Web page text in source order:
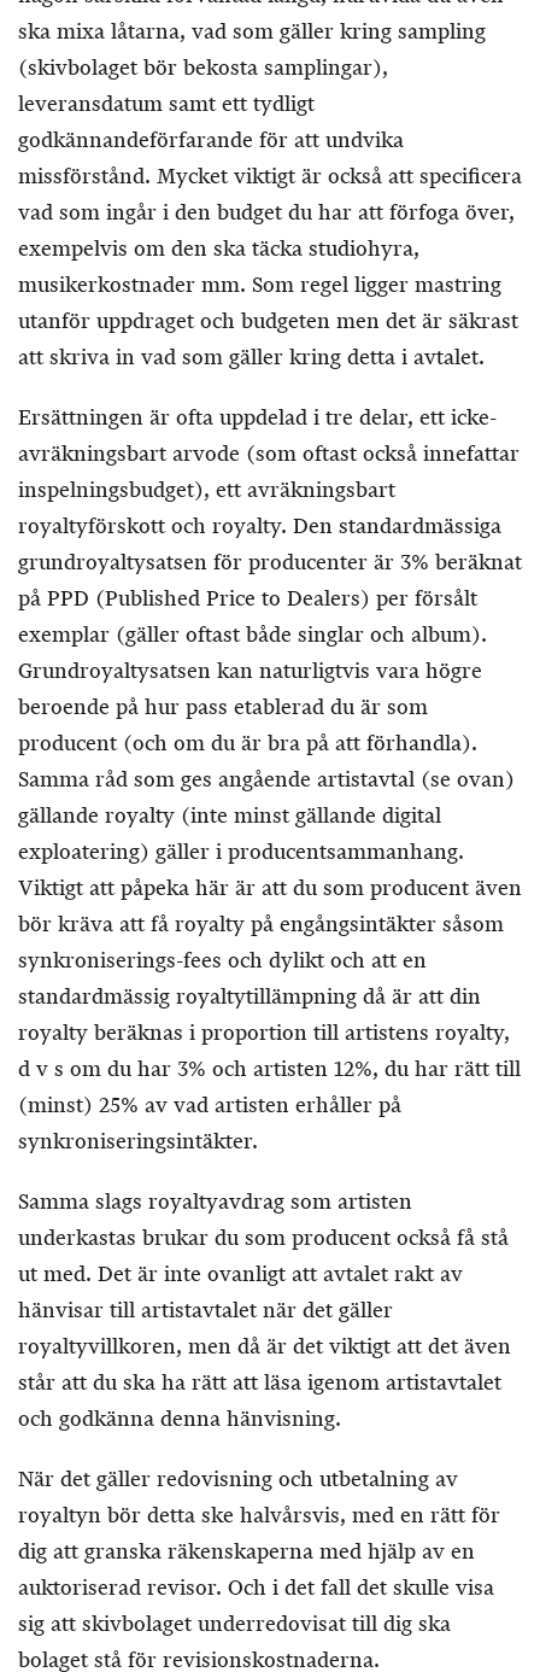
ska mixa låtarna, vad som gäller kring sampling
(skivbolaget bör bekosta samplingar),
leveransdatum samt ett tydligt
godkännandeförfarande för att undvika
missförstånd. Mycket viktigt är också att specificera
vad som ingår i den budget du har att förfoga över,
exempelvis om den ska täcka studiohyra,
musikerkostnader mm. Som regel ligger mastring
utanför uppdraget och budgeten men det är säkrast
att skriva in vad som gäller kring detta i avtalet.
Ersättningen är ofta uppdelad i tre delar, ett icke-
avräkningsbart arvode (som oftast också innefattar
inspelningsbudget), ett avräkningsbart
royaltyförskott och royalty. Den standardmässiga
grundroyaltysatsen för producenter är 3% beräknat
på PPD (Published Price to Dealers) per försålt
exemplar (gäller oftast både singlar och album).
Grundroyaltysatsen kan naturligtvis vara högre
beroende på hur pass etablerad du är som
producent (och om du är bra på att förhandla).
Samma råd som ges angående artistavtal (se ovan)
gällande royalty (inte minst gällande digital
exploatering) gäller i producentsammanhang.
Viktigt att påpeka här är att du som producent även
bör kräva att få royalty på engångsintäkter såsom
synkroniserings-fees och dylikt och att en
standardmässig royaltytillämpning då är att din
royalty beräknas i proportion till artistens royalty,
d v s om du har 3% och artisten 12%, du har rätt till
(minst) 25% av vad artisten erhåller på
synkroniseringsintäkter.
Samma slags royaltyavdrag som artisten
underkastas brukar du som producent också få stå
ut med. Det är inte ovanligt att avtalet rakt av
hänvisar till artistavtalet när det gäller
royaltyvillkoren, men då är det viktigt att det även
står att du ska ha rätt att läsa igenom artistavtalet
och godkänna denna hänvisning.
När det gäller redovisning och utbetalning av
royaltyn bör detta ske halvårsvis, med en rätt för
dig att granska räkenskaperna med hjälp av en
auktoriserad revisor. Och i det fall det skulle visa
sig att skivbolaget underredovisat till dig ska
bolaget stå för revisionskostnaderna.